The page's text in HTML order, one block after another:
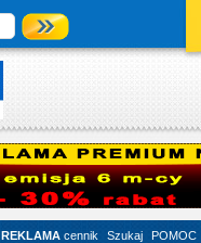
REKLAMA cennik Szukaj POMOC